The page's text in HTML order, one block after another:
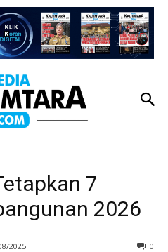
7
2026
2025 0